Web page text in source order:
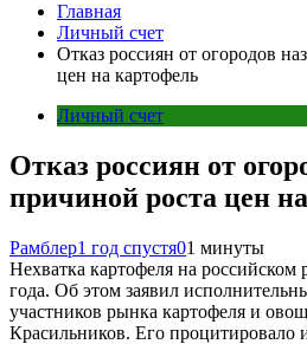
Главная
Личный счет
Отказ россиян от огородов
цен на картофель
Личный счет
Отказ россиян от
причиной роста цен
Рамблер1 год спустя01 минуты
Нехватка картофеля на российском
года. Об этом заявил
участников рынка картофеля и
Красильников. Его процитировало